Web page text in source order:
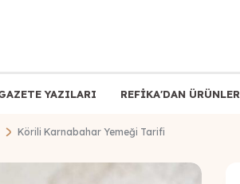
YAZILARI REFİKA'DAN ÜRÜNLER
Körili Karnabahar Yemeği Tarifi